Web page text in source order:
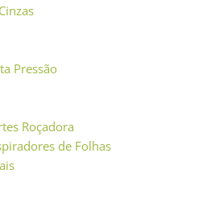
Pressão
Roçadora
de Folhas